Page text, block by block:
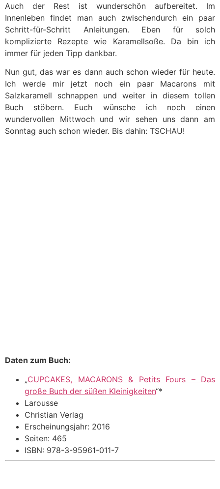
Auch der Rest ist wunderschön aufbereitet. Im
Innenleben findet man auch zwischendurch ein paar
Schritt-für-Schritt Anleitungen. Eben für solch
komplizierte Rezepte wie Karamellsoße. Da bin ich
immer für jeden Tipp dankbar.
Nun gut, das war es dann auch schon wieder für heute.
Ich werde mir jetzt noch ein paar Macarons mit
Salzkaramell schnappen und weiter in diesem tollen
Buch stöbern. Euch wünsche ich noch einen
wundervollen Mittwoch und wir sehen uns dann am
Sonntag auch schon wieder. Bis dahin: TSCHAU!
Daten zum Buch:
„CUPCAKES, MACARONS & Petits Fours – Das
große Buch der süßen Kleinigkeiten“*
Larousse
Christian Verlag
Erscheinungsjahr: 2016
Seiten: 465
ISBN: 978-3-95961-011-7